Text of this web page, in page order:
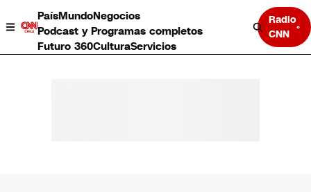
PaísMundoNegocios
Podcast y Programas completos
Futuro 360CulturaServicios
Radio
CNN